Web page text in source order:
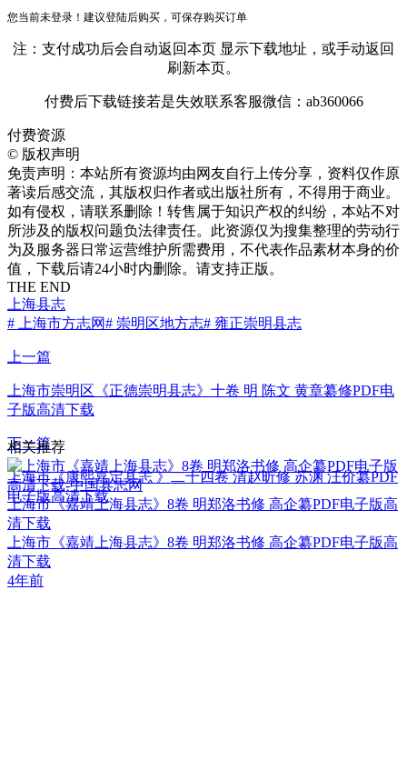
您当前未登录！建议登陆后购买，可保存购买订单
注：支付成功后会自动返回本页 显示下载地址，或手动返回
刷新本页。
付费后下载链接若是失效联系客服微信：ab360066
付费资源
© 版权声明
免责声明：本站所有资源均由网友自行上传分享，资料仅作原
著读后感交流，其版权归作者或出版社所有，不得用于商业。
如有侵权，请联系删除！转售属于知识产权的纠纷，本站不对
所涉及的版权问题负法律责任。此资源仅为搜集整理的劳动行
为及服务器日常运营维护所需费用，不代表作品素材本身的价
值，下载后请24小时内删除。请支持正版。
THE END
上海县志
# 上海市方志网# 崇明区地方志# 雍正崇明县志
上一篇
上海市崇明区《正德崇明县志》十卷 明 陈文 黄章纂修PDF电
子版高清下载
下一篇
上海市《康熙嘉定县志 》二十四卷 清赵昕修 苏渊 汪价纂PDF
电子版高清下载
相关推荐
上海市《嘉靖上海县志》8卷 明郑洛书修 高企纂PDF电子版高
清下载
上海市《嘉靖上海县志》8卷 明郑洛书修 高企纂PDF电子版高
清下载
4年前